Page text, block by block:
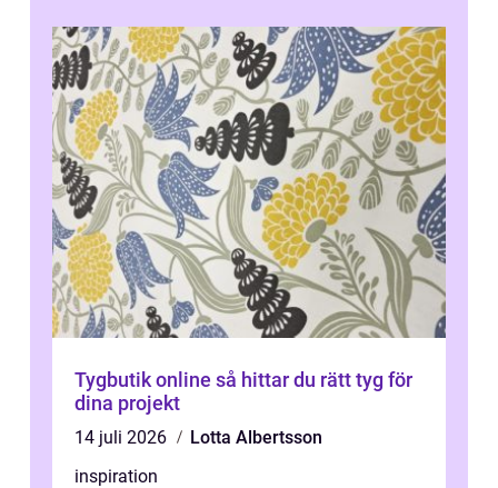
Tygbutik online så hittar du rätt tyg för
dina projekt
14 juli 2026
Lotta Albertsson
inspiration